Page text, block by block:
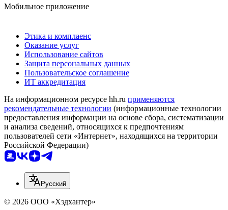
Мобильное приложение
Этика и комплаенс
Оказание услуг
Использование сайтов
Защита персональных данных
Пользовательское соглашение
ИТ аккредитация
На информационном ресурсе hh.ru применяются
рекомендательные технологии (информационные технологии
предоставления информации на основе сбора, систематизации
и анализа сведений, относящихся к предпочтениям
пользователей сети «Интернет», находящихся на территории
Российской Федерации)
Русский
© 2026 ООО «Хэдхантер»